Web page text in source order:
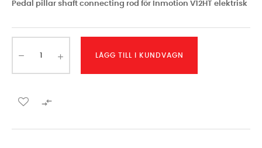
Pedal pillar shaft connecting rod för Inmotion V12HT elektrisk
LÄGG TILL I KUNDVAGN
